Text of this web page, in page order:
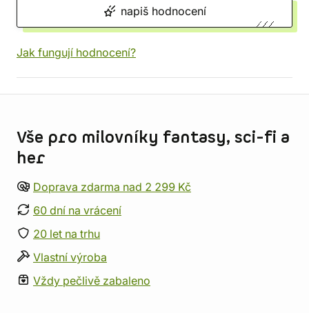
napiš hodnocení
Jak fungují hodnocení?
Vše pro milovníky fantasy, sci-fi a
her
Doprava zdarma nad 2 299 Kč
60 dní na vrácení
20 let na trhu
Vlastní výroba
Vždy pečlivě zabaleno